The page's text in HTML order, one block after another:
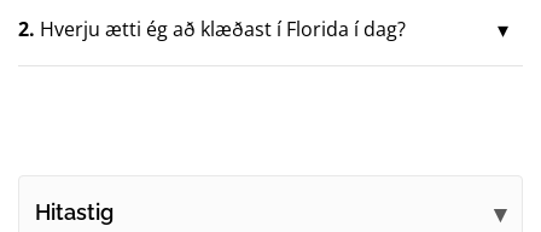
2. Hverju ætti ég að klæðast í Florida í dag?
Hitastig